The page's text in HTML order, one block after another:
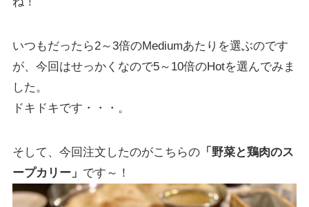
いつもだったら2～3倍のMediumあたりを選ぶのです
が、今回はせっかくなので5～10倍のHotを選んでみま
した。
ドキドキです・・・。
そして、今回注文したのがこちらの「野菜と鶏肉のス
ープカリー」 です～！